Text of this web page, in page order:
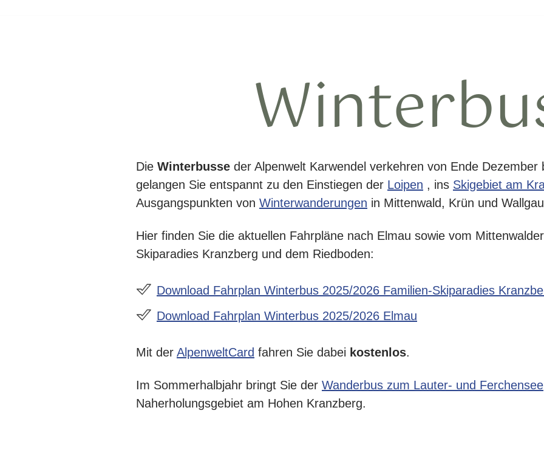
Die Winterbusse der Alpenwelt Karwendel verkehren von Ende Dezember
gelangen Sie entspannt zu den Einstiegen der Loipen , ins Skigebiet am
Ausgangspunkten von Winterwanderungen in Mittenwald, Krün und
Hier finden Sie die aktuellen Fahrpläne nach Elmau sowie vom
Skiparadies Kranzberg und dem Riedboden:
Download Fahrplan Winterbus 2025/2026 Familien-Skiparadies
Download Fahrplan Winterbus 2025/2026 Elmau
Mit der AlpenweltCard fahren Sie dabei kostenlos.
Im Sommerhalbjahr bringt Sie der Wanderbus zum Lauter- und Ferchensee
Naherholungsgebiet am Hohen Kranzberg.